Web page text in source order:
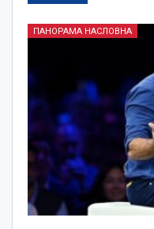
ПАНОРАМА НАСЛОВНА